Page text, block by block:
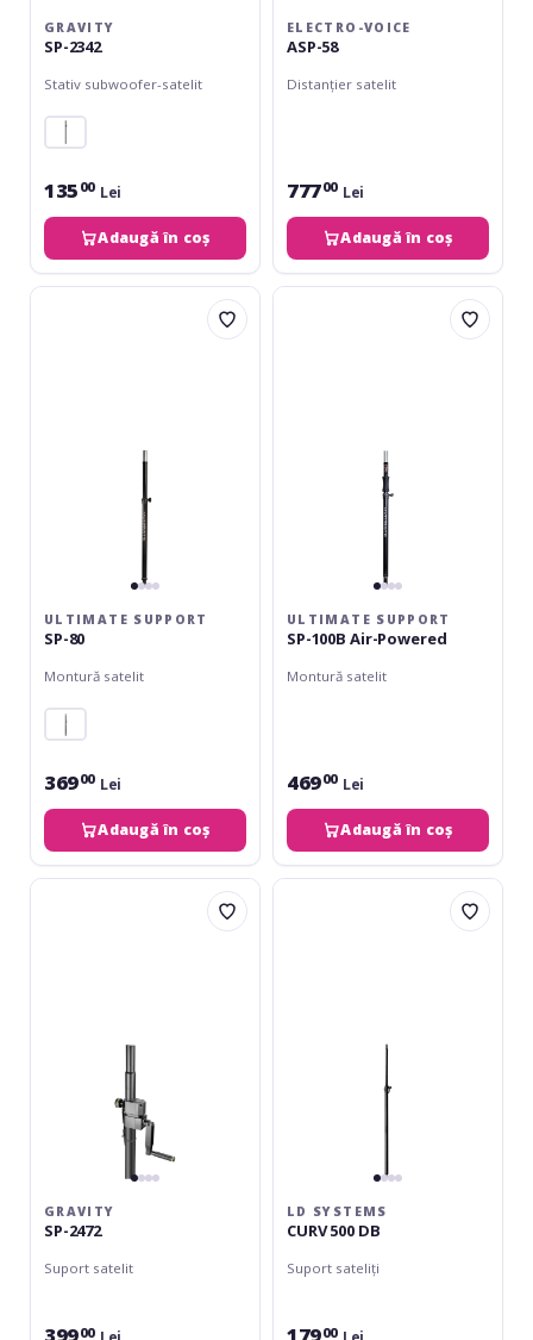
GRAVITY
SP-2342
Stativ subwoofer-satelit
135 00 Lei
Adaugă în coș
ELECTRO-VOICE
ASP-58
Distanțier satelit
77700 Lei
Adaugă în coș
Ultimate
ULTIMATE SUPPORT
SP-80
Montură satelit
36900 Lei
Adaugă în coș
Ultimate
ULTIMATE SUPPORT
SP-100B Air-Powered
Montură satelit
46900 Lei
Adaugă în coș
Gravity
GRAVITY
SP-2472
Suport satelit
00
LD
LD SYSTEMS
CURV 500 DB
Suport sateliți
00